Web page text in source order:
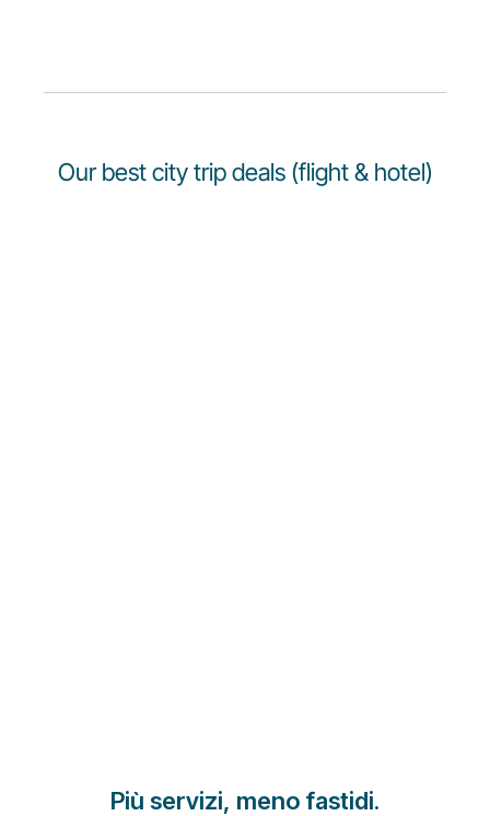
Our best city trip deals (flight & hotel)
Più servizi, meno fastidi.